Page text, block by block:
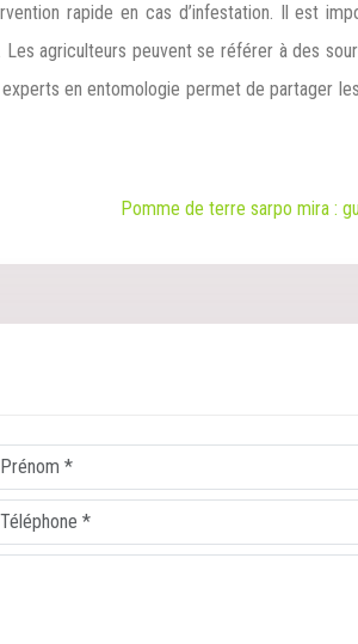
rapide en cas d’infestation. Il est
agriculteurs peuvent se référer à des
en entomologie permet de partager
Pomme de terre sarpo mira :